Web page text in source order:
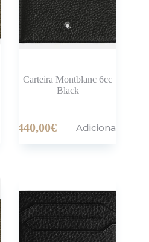
Carteira Montblanc 6cc
Black
440,00€ Adicionar